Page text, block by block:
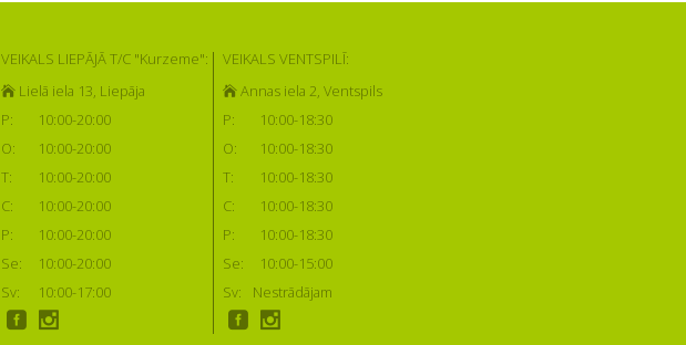
VEIKALS LIEPĀJĀ T/C "Kurzeme":
Lielā iela 13, Liepāja
P:
10:00-20:00
O:
10:00-20:00
T:
10:00-20:00
C:
10:00-20:00
P:
10:00-20:00
Se:
10:00-20:00
Sv:
10:00-17:00
VEIKALS VENTSPILĪ:
Annas iela 2, Ventspils
P:
10:00-18:30
O:
10:00-18:30
T:
10:00-18:30
C:
10:00-18:30
P:
10:00-18:30
Se:
10:00-15:00
Sv:
Nestrādājam